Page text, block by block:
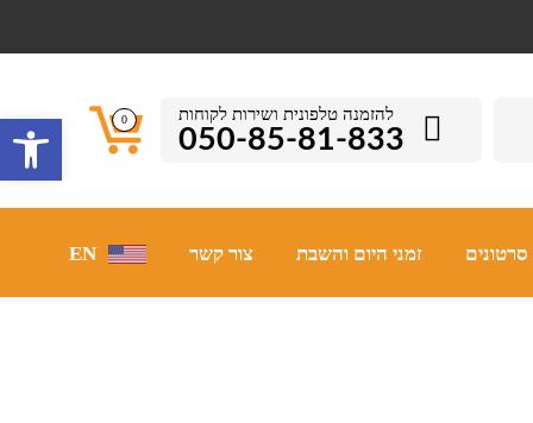
להזמנה טלפונית ושירות לקוחות
050-85-81-833
0
סרטונים זמני היום והשבת צור קשר EN
פתח